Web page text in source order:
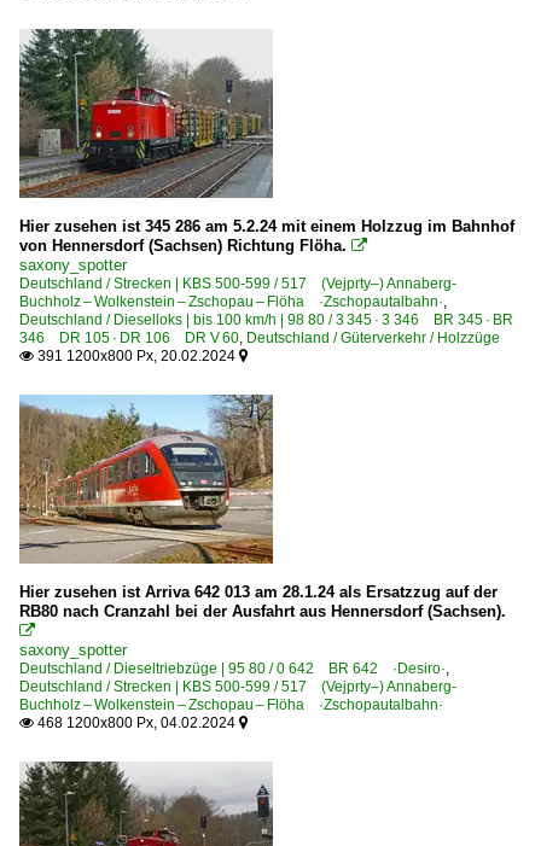
Hier zusehen ist 345 286 am 5.2.24 mit einem Holzzug im Bahnhof
von Hennersdorf (Sachsen) Richtung Flöha. 
saxony_spotter
Deutschland / Strecken | KBS 500-599 / 517 (Vejprty–) Annaberg-
Buchholz – Wolkenstein – Zschopau – Flöha ·Zschopautalbahn·,
Deutschland / Dieselloks | bis 100 km/h | 98 80 / 3 345 · 3 346 BR 345 · BR
346 DR 105 · DR 106 DR V 60, Deutschland / Güterverkehr / Holzzüge
 391 1200x800 Px, 20.02.2024 
Hier zusehen ist Arriva 642 013 am 28.1.24 als Ersatzzug auf der
RB80 nach Cranzahl bei der Ausfahrt aus Hennersdorf (Sachsen).

saxony_spotter
Deutschland / Dieseltriebzüge | 95 80 / 0 642 BR 642 ·Desiro·,
Deutschland / Strecken | KBS 500-599 / 517 (Vejprty–) Annaberg-
Buchholz – Wolkenstein – Zschopau – Flöha ·Zschopautalbahn·
 468 1200x800 Px, 04.02.2024 